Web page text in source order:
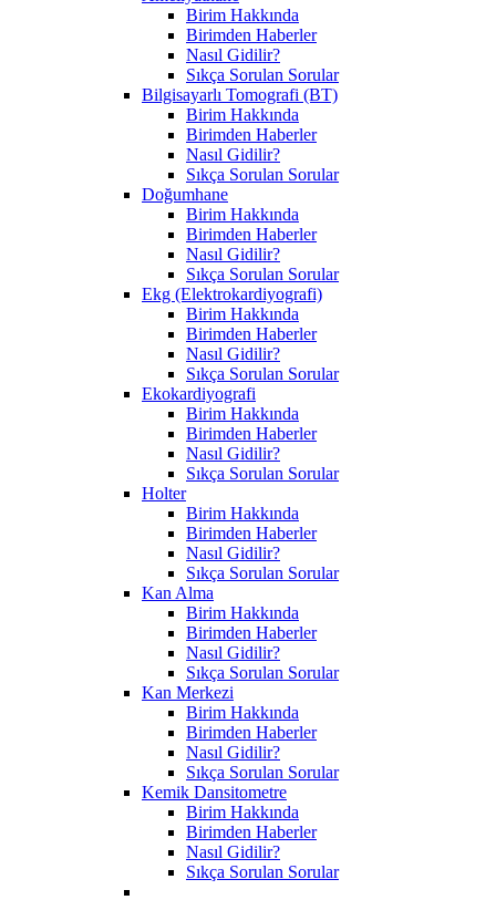
Birim Hakkında
Birimden Haberler
Nasıl Gidilir?
Sıkça Sorulan Sorular
Bilgisayarlı Tomografi (BT)
Birim Hakkında
Birimden Haberler
Nasıl Gidilir?
Sıkça Sorulan Sorular
Doğumhane
Birim Hakkında
Birimden Haberler
Nasıl Gidilir?
Sıkça Sorulan Sorular
Ekg (Elektrokardiyografi)
Birim Hakkında
Birimden Haberler
Nasıl Gidilir?
Sıkça Sorulan Sorular
Ekokardiyografi
Birim Hakkında
Birimden Haberler
Nasıl Gidilir?
Sıkça Sorulan Sorular
Holter
Birim Hakkında
Birimden Haberler
Nasıl Gidilir?
Sıkça Sorulan Sorular
Kan Alma
Birim Hakkında
Birimden Haberler
Nasıl Gidilir?
Sıkça Sorulan Sorular
Kan Merkezi
Birim Hakkında
Birimden Haberler
Nasıl Gidilir?
Sıkça Sorulan Sorular
Kemik Dansitometre
Birim Hakkında
Birimden Haberler
Nasıl Gidilir?
Sıkça Sorulan Sorular